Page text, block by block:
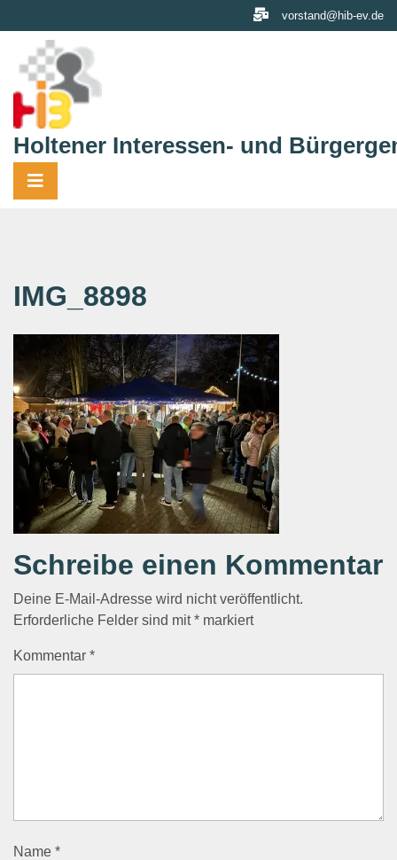
to
content
vorstand@hib-ev.de
Holtener Interessen- und
IMG_8898
Schreibe einen Kommentar
Deine E-Mail-Adresse wird nicht veröffentlicht.
Erforderliche Felder sind mit* markiert
Kommentar *
Name *